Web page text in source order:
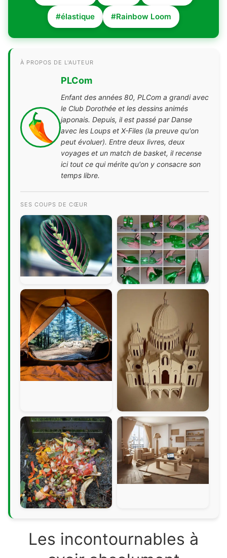
#élastique #Rainbow Loom
À PROPOS DE L'AUTEUR
PLCom
Enfant des années 80, PLCom a grandi avec
le Club Dorothée et les dessins animés
japonais. Depuis, il est passé par Danse
avec les Loups et X-Files (la preuve qu'on
peut évoluer). Entre deux livres, deux
voyages et un match de basket, il recense
ici tout ce qui mérite qu'on y consacre son
temps libre.
SES COUPS DE CŒUR
Les incontournables à